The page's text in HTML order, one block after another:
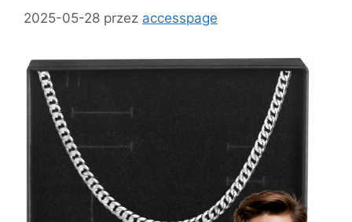
2025-05-28 przez accesspage